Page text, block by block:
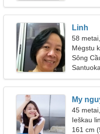
Linh
58
Mėgstu
Sông
Santuoka
My
45
Ieškau
161 cm